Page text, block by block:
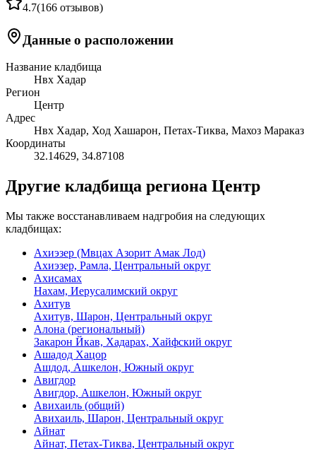
4.7(166 отзывов)
Данные о расположении
Название кладбища
Нвх Хадар
Регион
Центр
Адрес
Нвх Хадар, Ход Хашарон, Петах-Тиква, Махоз Мараказ
Координаты
32.14629, 34.87108
Другие кладбища региона Центр
Мы также восстанавливаем надгробия на следующих
кладбищах:
Ахиэзер (Мвцах Азорит Амак Лод)
Ахиэзер, Рамла, Центральный округ
Ахисамах
Нахам, Иерусалимский округ
Ахитув
Ахитув, Шарон, Центральный округ
Алона (региональный)
Закарон Йкав, Хадарах, Хайфский округ
Ашадод Хацор
Ашдод, Ашкелон, Южный округ
Авигдор
Авигдор, Ашкелон, Южный округ
Авихаиль (общий)
Авихаиль, Шарон, Центральный округ
Айнат
Айнат, Петах-Тиква, Центральный округ